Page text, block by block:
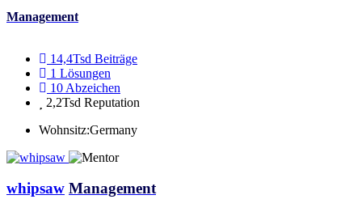
Management
14,4Tsd Beiträge
1 Lösungen
10 Abzeichen
2,2Tsd Reputation
Wohnsitz:Germany
whipsaw Management